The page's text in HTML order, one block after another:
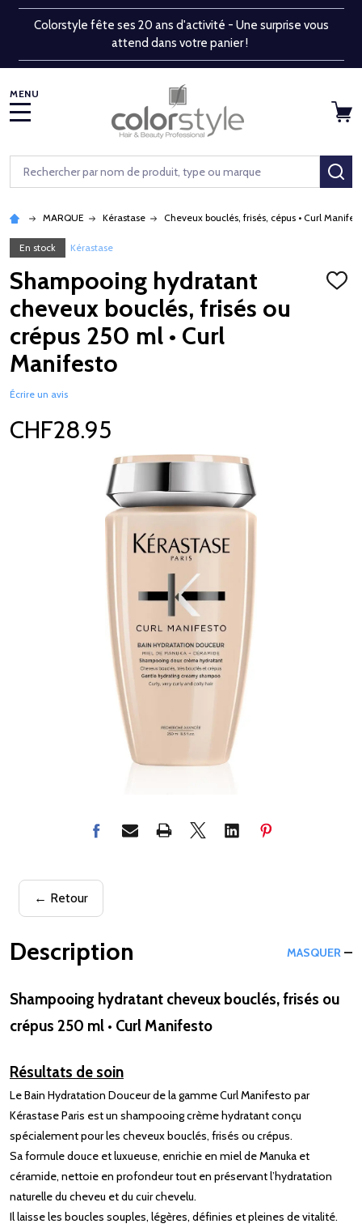
Colorstyle fête ses 20 ans d'activité - Une surprise vous
attend dans votre panier !
Rechercher
MARQUE Kérastase Cheveux bouclés, frisés, cépus • Curl
En stock Kérastase
Shampooing hydratant
cheveux bouclés, frisés ou
crépus 250 ml • Curl
Manifesto
Écrire un avis
CHF28.95
← Retour
Description MASQUER
Shampooing hydratant cheveux bouclés, frisés ou
crépus 250 ml • Curl Manifesto
Résultats de soin
Le Bain Hydratation Douceur de la gamme Curl Manifesto par
Kérastase Paris est un shampooing crème hydratant conçu
spécialement pour les cheveux bouclés, frisés ou crépus.
Sa formule douce et luxueuse, enrichie en miel de Manuka et
céramide, nettoie en profondeur tout en préservant l’hydratation
naturelle du cheveu et du cuir chevelu.
Il laisse les boucles souples, légères, définies et pleines de vitalité.